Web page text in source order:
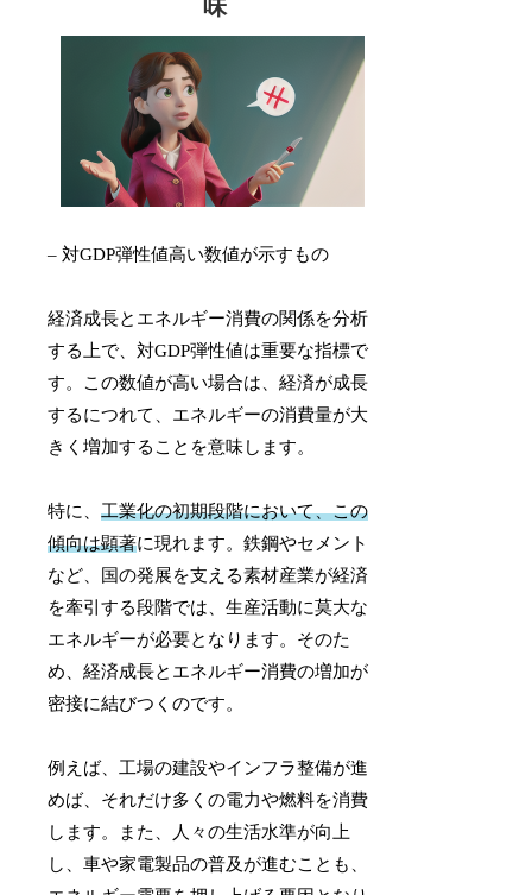
味
– 対GDP弾性値高い数値が示すもの
経済成長とエネルギー消費の関係を分析
する上で、対GDP弾性値は重要な指標で
す。この数値が高い場合は、経済が成長
するにつれて、エネルギーの消費量が大
きく増加することを意味します。
特に、工業化の初期段階において、この
傾向は顕著に現れます。鉄鋼やセメント
など、国の発展を支える素材産業が経済
を牽引する段階では、生産活動に莫大な
エネルギーが必要となります。そのた
め、経済成長とエネルギー消費の増加が
密接に結びつくのです。
例えば、工場の建設やインフラ整備が進
めば、それだけ多くの電力や燃料を消費
します。また、人々の生活水準が向上
し、車や家電製品の普及が進むことも、